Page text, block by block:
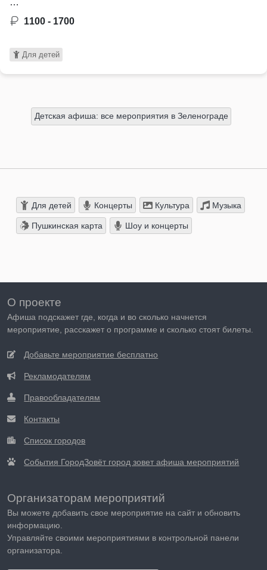
…
1100 - 1700
Для детей
Детская афиша: все мероприятия в Зеленограде
Для детей Концерты Культура Музыка
Пушкинская карта Шоу и концерты
О проекте
Афиша подскажет где, когда и во сколько начнется
мероприятие, расскажет о программе и сколько стоят билеты.
Добавьте мероприятие бесплатно
Рекламодателям
Правообладателям
Контакты
Список городов
События ГородЗовёт город зовет афиша мероприятий
Организаторам мероприятий
Вы можете добавить свое мероприятие на сайт и обновить
информацию.
Управляйте своими мероприятиями в контрольной панели
организатора.